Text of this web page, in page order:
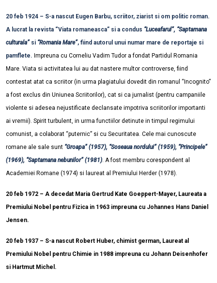
20 feb 1924 – S-a nascut Eugen Barbu, scriitor, ziarist si om politic roman.
A lucrat la revista “Viata romaneasca” si a condus “Luceafarul”, “Saptamana
culturala” si “Romania Mare”, fiind autorul unui numar mare de reportaje si
pamflete. Impreuna cu Corneliu Vadim Tudor a fondat Partidul Romania
Mare. Viata si activitatea lui au dat nastere multor controverse, fiind
contestat atat ca scriitor (in urma plagiatului dovedit din romanul “Incognito”
a fost exclus din Uniunea Scriitorilor), cat si ca jurnalist (pentru campaniile
violente si adesea nejustificate declansate impotriva scriitorilor importanti
ai vremii). Spirit turbulent, in urma functiilor detinute in timpul regimului
comunist, a colaborat “puternic” si cu Securitatea. Cele mai cunoscute
romane ale sale sunt “Groapa” (1957), “Soseaua nordului” (1959), “Principele”
(1969), “Saptamana nebunilor” (1981). A fost membru corespondent al
Academiei Romane (1974) si laureat al Premiului Herder (1978).
20 feb 1972 – A decedat Maria Gertrud Kate Goeppert-Mayer, Laureata a
Premiului Nobel pentru Fizica in 1963 impreuna cu Johannes Hans Daniel
Jensen.
20 feb 1937 – S-a nascut Robert Huber, chimist german, Laureat al
Premiului Nobel pentru Chimie in 1988 impreuna cu Johann Deisenhofer
si Hartmut Michel.